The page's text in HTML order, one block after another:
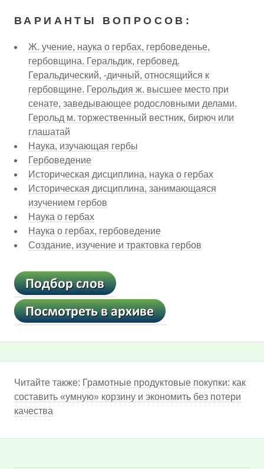
ВАРИАНТЫ ВОПРОСОВ:
Ж. учение, наука о гербах, гербоведенье,
гербовщина. Геральдик, гербовед.
Геральдический, -дичный, относящийся к
гербовщине. Герольдия ж. высшее место при
сенате, заведывающее родословными делами.
Герольд м. торжественный вестник, бирюч или
глашатай
Наука, изучающая гербы
Гербоведение
Историческая дисциплина, наука о гербах
Историческая дисциплина, занимающаяся
изучением гербов
Наука о гербах
Наука о гербах, гербоведение
Создание, изучение и трактовка гербов
Читайте также: Грамотные продуктовые покупки: как
составить «умную» корзину и экономить без потери
качества